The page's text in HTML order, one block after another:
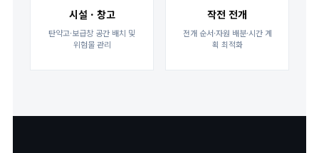
시설 · 창고
탄약고·보급창 공간 배치 및
위험물 관리
작전 전개
전개 순서·자원 배분·시간 계
획 최적화